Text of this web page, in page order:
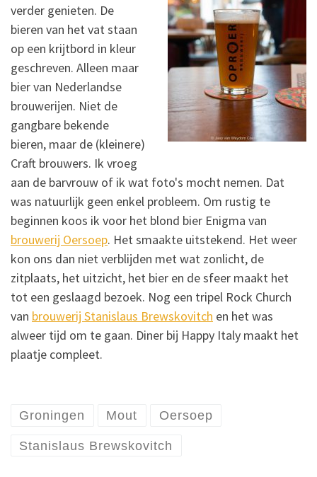
verder genieten. De
bieren van het vat staan
op een krijtbord in kleur
geschreven. Alleen maar
bier van Nederlandse
brouwerijen. Niet de
gangbare bekende
bieren, maar de (kleinere)
Craft brouwers. Ik vroeg
aan de barvrouw of ik wat foto's mocht nemen. Dat
was natuurlijk geen enkel probleem. Om rustig te
beginnen koos ik voor het blond bier Enigma van
brouwerij Oersoep. Het smaakte uitstekend. Het weer
kon ons dan niet verblijden met wat zonlicht, de
zitplaats, het uitzicht, het bier en de sfeer maakt het
tot een geslaagd bezoek. Nog een tripel Rock Church
van brouwerij Stanislaus Brewskovitch en het was
alweer tijd om te gaan. Diner bij Happy Italy maakt het
plaatje compleet.
Groningen Mout Oersoep
Stanislaus Brewskovitch